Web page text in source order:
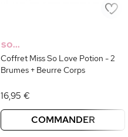
SO...
Coffret Miss So Love Potion - 2
Brumes + Beurre Corps
16,95 €
COMMANDER